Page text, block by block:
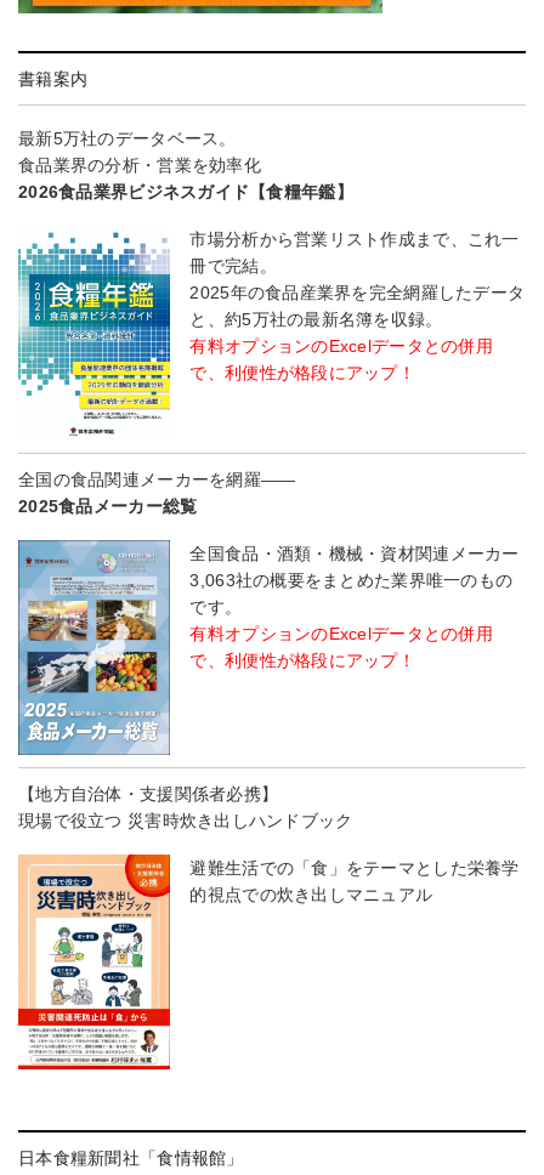
書籍案内
最新5万社のデータベース。
食品業界の分析・営業を効率化
2026食品業界ビジネスガイド【食糧年鑑】
市場分析から営業リスト作成まで、これ一
冊で完結。
2025年の食品産業界を完全網羅したデータ
と、約5万社の最新名簿を収録。
有料オプションのExcelデータとの併用
で、利便性が格段にアップ！
全国の食品関連メーカーを網羅――
2025食品メーカー総覧
全国食品・酒類・機械・資材関連メーカー
3,063社の概要をまとめた業界唯一のもの
です。
有料オプションのExcelデータとの併用
で、利便性が格段にアップ！
【地方自治体・支援関係者必携】
現場で役立つ 災害時炊き出しハンドブック
避難生活での「食」をテーマとした栄養学
的視点での炊き出しマニュアル
日本食糧新聞社「食情報館」